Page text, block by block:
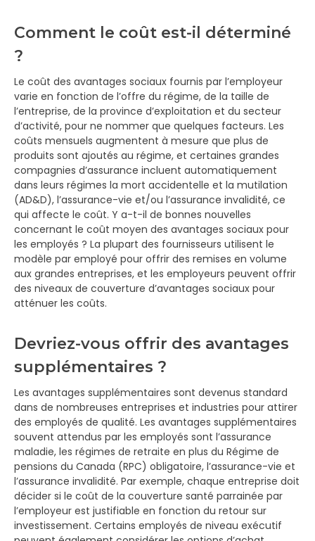
Comment le coût est-il déterminé
?
Le coût des avantages sociaux fournis par l’employeur
varie en fonction de l’offre du régime, de la taille de
l’entreprise, de la province d’exploitation et du secteur
d’activité, pour ne nommer que quelques facteurs. Les
coûts mensuels augmentent à mesure que plus de
produits sont ajoutés au régime, et certaines grandes
compagnies d’assurance incluent automatiquement
dans leurs régimes la mort accidentelle et la mutilation
(AD&D), l’assurance-vie et/ou l’assurance invalidité, ce
qui affecte le coût. Y a-t-il de bonnes nouvelles
concernant le coût moyen des avantages sociaux pour
les employés ? La plupart des fournisseurs utilisent le
modèle par employé pour offrir des remises en volume
aux grandes entreprises, et les employeurs peuvent offrir
des niveaux de couverture d’avantages sociaux pour
atténuer les coûts.
Devriez-vous offrir des avantages
supplémentaires ?
Les avantages supplémentaires sont devenus standard
dans de nombreuses entreprises et industries pour attirer
des employés de qualité. Les avantages supplémentaires
souvent attendus par les employés sont l’assurance
maladie, les régimes de retraite en plus du Régime de
pensions du Canada (RPC) obligatoire, l’assurance-vie et
l’assurance invalidité. Par exemple, chaque entreprise doit
décider si le coût de la couverture santé parrainée par
l’employeur est justifiable en fonction du retour sur
investissement. Certains employés de niveau exécutif